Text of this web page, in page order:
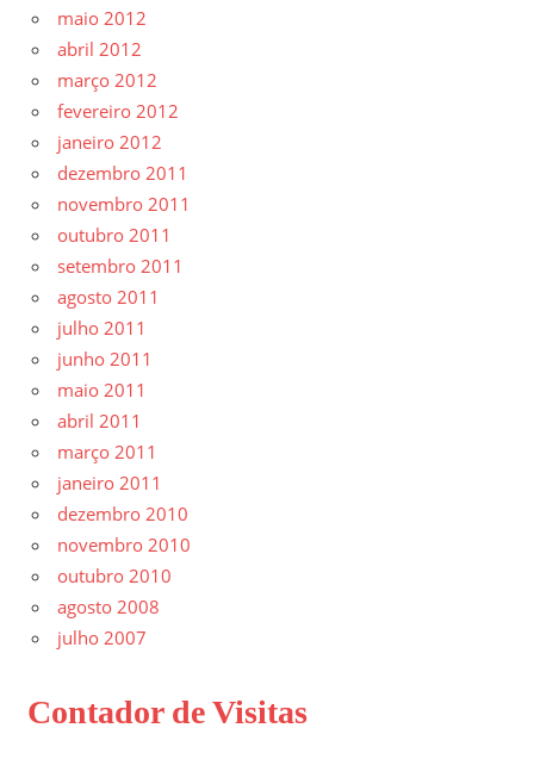
maio 2012
abril 2012
março 2012
fevereiro 2012
janeiro 2012
dezembro 2011
novembro 2011
outubro 2011
setembro 2011
agosto 2011
julho 2011
junho 2011
maio 2011
abril 2011
março 2011
janeiro 2011
dezembro 2010
novembro 2010
outubro 2010
agosto 2008
julho 2007
Contador de Visitas